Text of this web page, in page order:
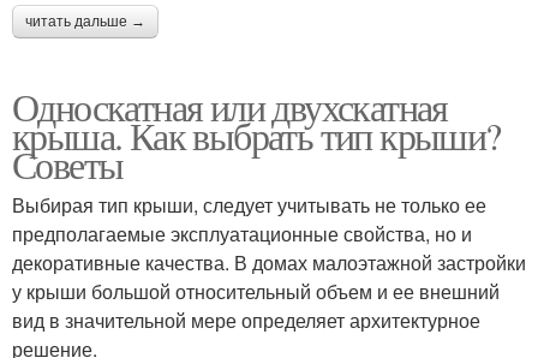
читать дальше →
Односкатная или двухскатная
крыша. Как выбрать тип крыши?
Советы
Выбирая тип крыши, следует учитывать не только ее
предполагаемые эксплуатационные свойства, но и
декоративные качества. В домах малоэтажной застройки
у крыши большой относительный объем и ее внешний
вид в значительной мере определяет архитектурное
решение.